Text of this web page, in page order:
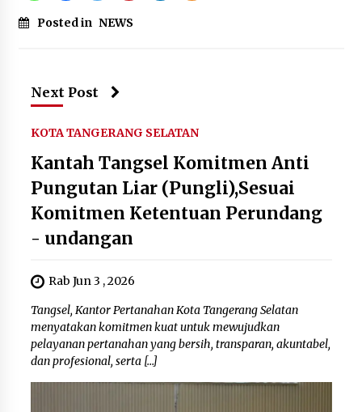
Posted in NEWS
Next Post
KOTA TANGERANG SELATAN
Kantah Tangsel Komitmen Anti
Pungutan Liar (Pungli),Sesuai
Komitmen Ketentuan Perundang
- undangan
Rab Jun 3 , 2026
Tangsel, Kantor Pertanahan Kota Tangerang Selatan
menyatakan komitmen kuat untuk mewujudkan
pelayanan pertanahan yang bersih, transparan, akuntabel,
dan profesional, serta […]